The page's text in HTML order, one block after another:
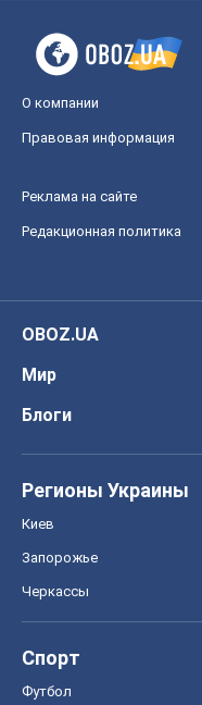
О компании
Правовая информация
Реклама на сайте
Редакционная политика
OBOZ.UA
Мир
Блоги
Регионы Украины
Киев
Запорожье
Черкассы
Спорт
Футбол